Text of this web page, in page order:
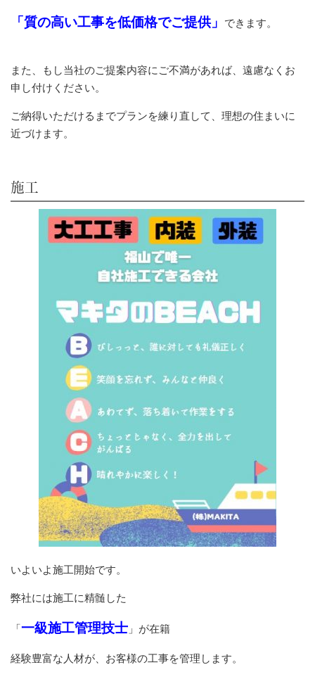
「質の高い工事を低価格でご提供」 できます。
また、もし当社のご提案内容にご不満があれば、遠慮なくお
申し付けください。
ご納得いただけるまでプランを練り直して、理想の住まいに
近づけます。
施工
いよいよ施工開始です。
弊社には施工に精髄した
「一級施工管理技士 」が在籍
経験豊富な人材が、お客様の工事を管理します。